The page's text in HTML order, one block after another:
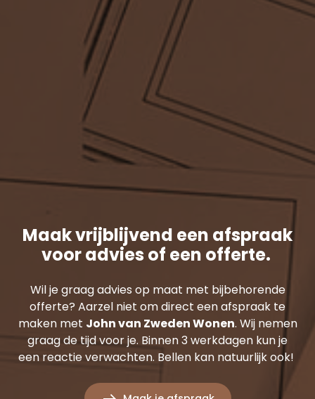
Maak vrijblijvend een afspraak
voor advies of een offerte.
Wil je graag advies op maat met bijbehorende
offerte? Aarzel niet om direct een afspraak te
maken met John van Zweden Wonen. Wij nemen
graag de tijd voor je. Binnen 3 werkdagen kun je
een reactie verwachten. Bellen kan natuurlijk ook!